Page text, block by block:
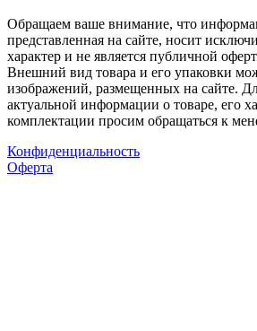
Обращаем ваше внимание, что
представленная на сайте, носит
характер и не является публичной
Внешний вид товара и его упаковки
изображений, размещенных на сайте.
актуальной информации о товаре, его
комплектации просим обращаться к
Конфиденциальность
Оферта